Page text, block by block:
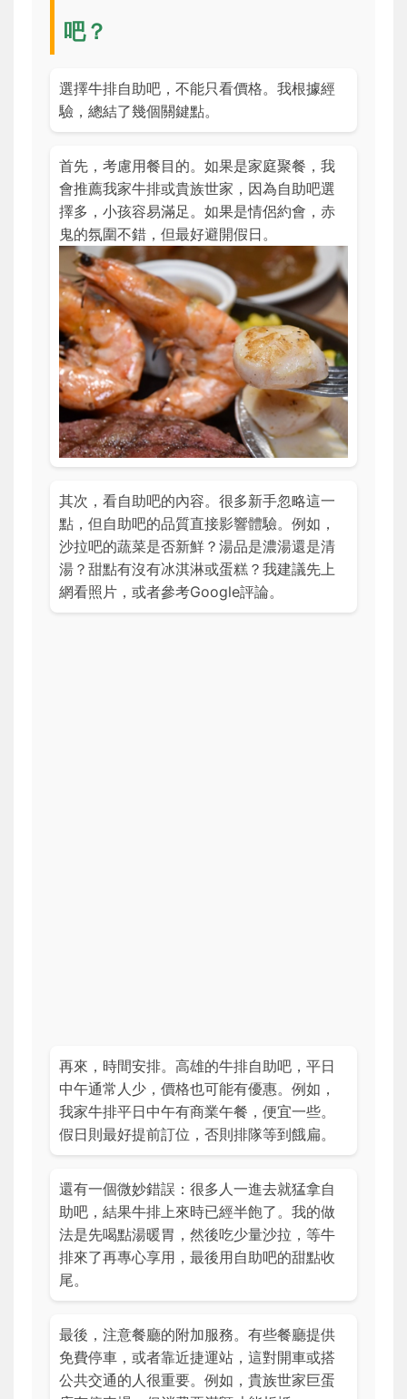
吧？
選擇牛排自助吧，不能只看價格。我根據經
驗，總結了幾個關鍵點。
首先，考慮用餐目的。如果是家庭聚餐，我
會推薦我家牛排或貴族世家，因為自助吧選
擇多，小孩容易滿足。如果是情侶約會，赤
鬼的氛圍不錯，但最好避開假日。
其次，看自助吧的內容。很多新手忽略這一
點，但自助吧的品質直接影響體驗。例如，
沙拉吧的蔬菜是否新鮮？湯品是濃湯還是清
湯？甜點有沒有冰淇淋或蛋糕？我建議先上
網看照片，或者參考Google評論。
再來，時間安排。高雄的牛排自助吧，平日
中午通常人少，價格也可能有優惠。例如，
我家牛排平日中午有商業午餐，便宜一些。
假日則最好提前訂位，否則排隊等到餓扁。
還有一個微妙錯誤：很多人一進去就猛拿自
助吧，結果牛排上來時已經半飽了。我的做
法是先喝點湯暖胃，然後吃少量沙拉，等牛
排來了再專心享用，最後用自助吧的甜點收
尾。
最後，注意餐廳的附加服務。有些餐廳提供
免費停車，或者靠近捷運站，這對開車或搭
公共交通的人很重要。例如，貴族世家巨蛋